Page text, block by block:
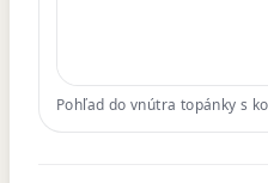
Pohľad do vnútra topánky s